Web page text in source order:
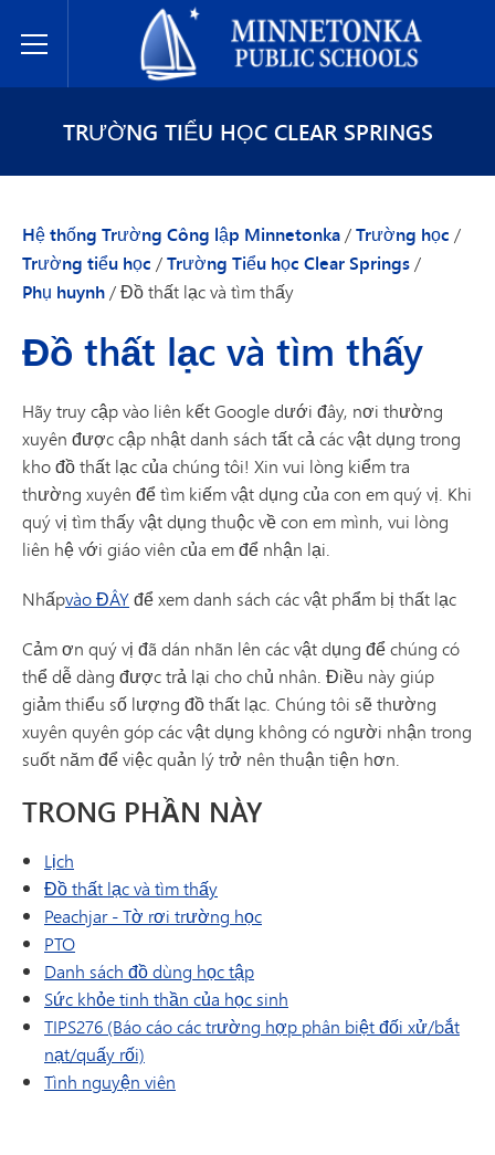
Toggle Menu
Hệ thống Trường Công lập Minnetonka
TRƯỜNG TIỂU HỌC CLEAR SPRINGS
Hệ thống Trường Công lập Minnetonka/Trường học /
Trường tiểu học /Trường Tiểu học Clear Springs/
Phụ huynh/Đồ thất lạc và tìm thấy
Đồ thất lạc và tìm thấy
Hãy truy cập vào liên kết Google dưới đây, nơi thường
xuyên được cập nhật danh sách tất cả các vật dụng trong
kho đồ thất lạc của chúng tôi! Xin vui lòng kiểm tra
thường xuyên để tìm kiếm vật dụng của con em quý vị. Khi
quý vị tìm thấy vật dụng thuộc về con em mình, vui lòng
liên hệ với giáo viên của em để nhận lại.
Nhấpvào ĐÂYđể xem danh sách các vật phẩm bị thất lạc
Cảm ơn quý vị đã dán nhãn lên các vật dụng để chúng có
thể dễ dàng được trả lại cho chủ nhân. Điều này giúp
giảm thiểu số lượng đồ thất lạc. Chúng tôi sẽ thường
xuyên quyên góp các vật dụng không có người nhận trong
suốt năm để việc quản lý trở nên thuận tiện hơn.
TRONG PHẦN NÀY
Lịch
Đồ thất lạc và tìm thấy
Peachjar - Tờ rơi trường học(mở trong cửa sổ/tab mới)
PTO
Danh sách đồ dùng học tập
Sức khỏe tinh thần của học sinh
TIPS276 (Báo cáo các trường hợp phân biệt đối xử/bắt
nạt/quấy rối)
Tình nguyện viên